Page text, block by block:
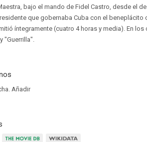
bajo el mando de Fidel Castro, desde el
que gobernaba Cuba con el beneplácito
íntegramente (cuatro 4 horas y media). En
"Guerrilla".
Añadir